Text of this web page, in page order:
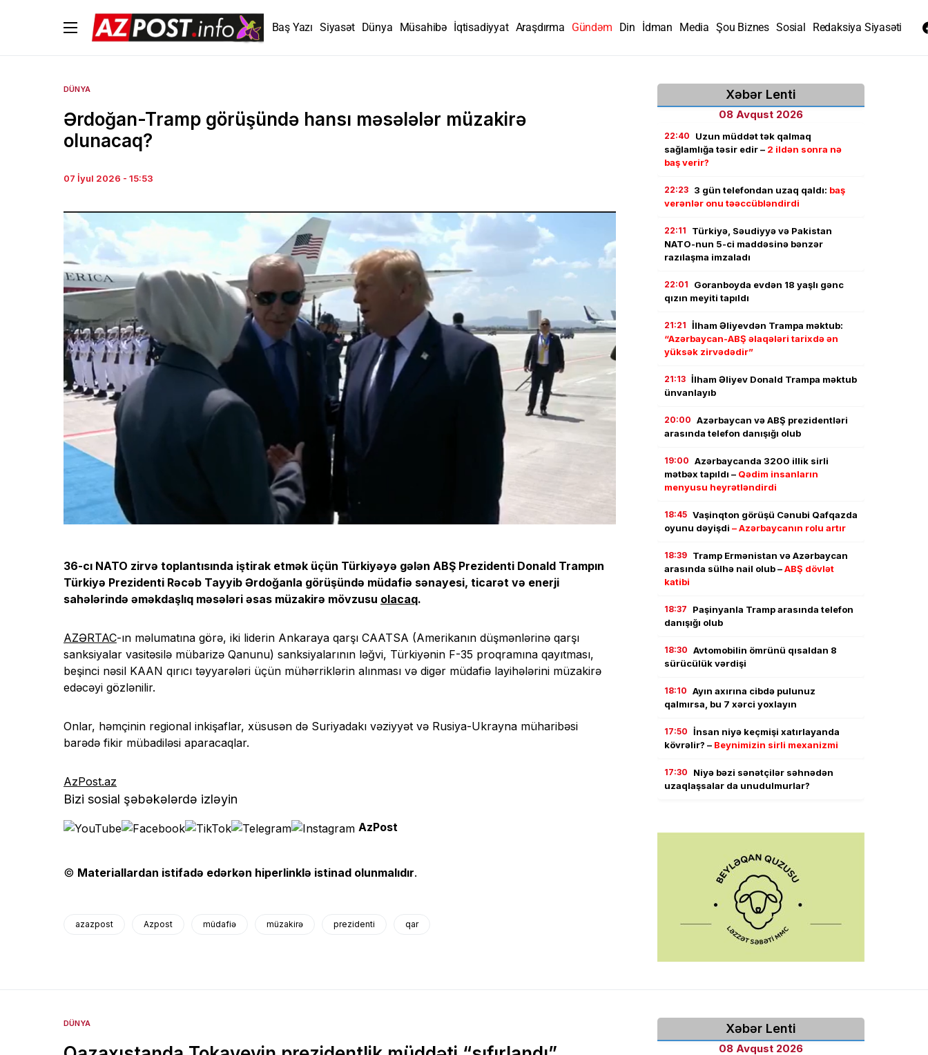
Baş Yazı Siyasət Dünya Müsahibə İqtisadiyyat Araşdırma Gündəm Din İdman Media Şou Biznes Sosial Redaksiya Siyasəti
DÜNYA
Ərdoğan-Tramp görüşündə hansı məsələlər müzakirə
olunacaq?
07 İyul 2026 - 15:53
36-cı NATO zirvə toplantısında iştirak etmək üçün Türkiyəyə gələn ABŞ Prezidenti Donald Trampın
Türkiyə Prezidenti Rəcəb Tayyib Ərdoğanla görüşündə müdafiə sənayesi, ticarət və enerji
sahələrində əməkdaşlıq məsələri əsas müzakirə mövzusu olacaq.
AZƏRTAC-ın məlumatına görə, iki liderin Ankaraya qarşı CAATSA (Amerikanın düşmənlərinə qarşı
sanksiyalar vasitəsilə mübarizə Qanunu) sanksiyalarının ləğvi, Türkiyənin F-35 proqramına qayıtması,
beşinci nəsil KAAN qırıcı təyyarələri üçün mühərriklərin alınması və digər müdafiə layihələrini müzakirə
edəcəyi gözlənilir.
Onlar, həmçinin regional inkişaflar, xüsusən də Suriyadakı vəziyyət və Rusiya-Ukrayna müharibəsi
barədə fikir mübadiləsi aparacaqlar.
AzPost.az
Bizi sosial şəbəkələrdə izləyin
AzPost
© Materiallardan istifadə edərkən hiperlinklə istinad olunmalıdır.
azazpost Azpost müdafiə müzakirə prezidenti qar
Xəbər Lenti
08 Avqust 2026
22:40
Uzun müddət tək qalmaq
sağlamlığa təsir edir – 2 ildən sonra nə
baş verir?
22:23 3 gün telefondan uzaq qaldı: baş
verənlər onu təəccübləndirdi
22:11
Türkiyə, Səudiyyə və Pakistan
NATO-nun 5-ci maddəsinə bənzər
razılaşma imzaladı
22:01
Goranboyda evdən 18 yaşlı gənc
qızın meyiti tapıldı
21:21 İlham Əliyevdən Trampa məktub:
“Azərbaycan-ABŞ əlaqələri tarixdə ən
yüksək zirvədədir”
21:13 İlham Əliyev Donald Trampa məktub
ünvanlayıb
20:00 Azərbaycan və ABŞ prezidentləri
arasında telefon danışığı olub
19:00 Azərbaycanda 3200 illik sirli
mətbəx tapıldı – Qədim insanların
menyusu heyrətləndirdi
18:45 Vaşinqton görüşü Cənubi Qafqazda
oyunu dəyişdi – Azərbaycanın rolu artır
18:39 Tramp Ermənistan və Azərbaycan
arasında sülhə nail olub –ABŞ dövlət
katibi
18:37
Paşinyanla Tramp arasında telefon
danışığı olub
18:30 Avtomobilin ömrünü qısaldan 8
sürücülük vərdişi
18:10 Ayın axırına cibdə pulunuz
qalmırsa, bu 7 xərci yoxlayın
17:50 İnsan niyə keçmişi xatırlayanda
kövrəlir? – Beynimizin sirli mexanizmi
17:30
Niyə bəzi sənətçilər səhnədən
uzaqlaşsalar da unudulmurlar?
DÜNYA Xəbər Lenti
08 Avqust 2026